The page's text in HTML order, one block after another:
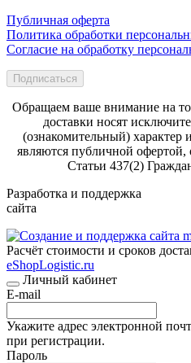
Публичная оферта
Политика обработки
Согласие на обработку
Подписаться
Обращаем ваше внимание на
доставки носят
(ознакомительный) характер
являются публичной
Статьи 437(2)
Разработка и поддержка
сайта
Расчёт стоимости и сроков
eShopLogistic.ru
Личный кабинет
E-mail
Укажите адрес электронной
при регистрации.
Пароль